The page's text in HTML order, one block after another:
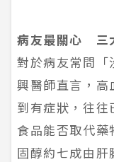
病友最關心 三
對於病友常問「
興醫師直言，高
到有症狀，往
食品能否取代
固醇約七成由